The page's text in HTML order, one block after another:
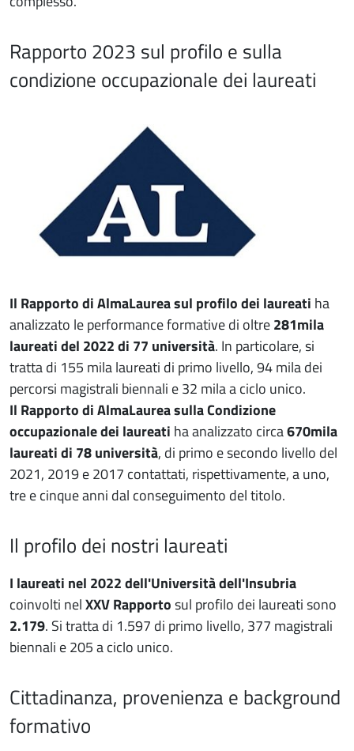
Rapporto 2023 sul profilo e sulla
condizione occupazionale dei laureati
Il Rapporto di AlmaLaurea sul profilo dei laureati ha
analizzato le performance formative di oltre281mila
laureati del 2022 di 77 università. In particolare, si
tratta di 155 mila laureati di primo livello, 94 mila dei
percorsi magistrali biennali e 32 mila a ciclo unico.
Il Rapporto di AlmaLaurea sulla Condizione
occupazionale dei laureati ha analizzato circa670mila
laureati di 78 università, di primo e secondo livello del
2021, 2019 e 2017 contattati, rispettivamente, a uno,
tre e cinque anni dal conseguimento del titolo.
Il profilo dei nostri laureati
I laureati nel 2022 dell'Università dell'Insubria
coinvolti nelXXV Rapportosul profilo dei laureati sono
2.179. Si tratta di 1.597 di primo livello, 377 magistrali
biennali e 205 a ciclo unico.
Cittadinanza, provenienza e background
formativo